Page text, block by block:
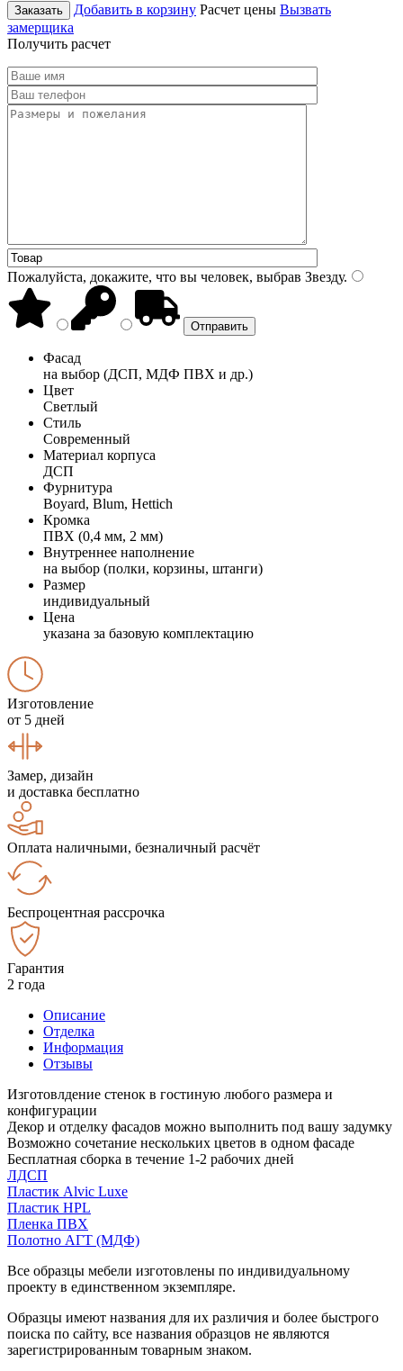
Заказать Добавить в корзину Расчет цены Вызвать
замерщика
Получить расчет
Пожалуйста, докажите, что вы человек, выбрав Звезду.
Фасад
на выбор (ДСП, МДФ ПВХ и др.)
Цвет
Светлый
Стиль
Современный
Материал корпуса
ДСП
Фурнитура
Boyard, Blum, Hettich
Кромка
ПВХ (0,4 мм, 2 мм)
Внутреннее наполнение
на выбор (полки, корзины, штанги)
Размер
индивидуальный
Цена
указана за базовую комплектацию
Изготовление
от 5 дней
Замер, дизайн
и доставка бесплатно
Оплата наличными, безналичный расчёт
Беспроцентная рассрочка
Гарантия
2 года
Описание
Отделка
Информация
Отзывы
Изготовлдение стенок в гостиную любого размера и
конфигурации
Декор и отделку фасадов можно выполнить под вашу задумку
Возможно сочетание нескольких цветов в одном фасаде
Бесплатная сборка в течение 1-2 рабочих дней
ЛДСП
Пластик Alvic Luxe
Пластик HPL
Пленка ПВХ
Полотно АГТ (МДФ)
Все образцы мебели изготовлены по индивидуальному
проекту в единственном экземпляре.
Образцы имеют названия для их различия и более быстрого
поиска по сайту, все названия образцов не являются
зарегистрированным товарным знаком.